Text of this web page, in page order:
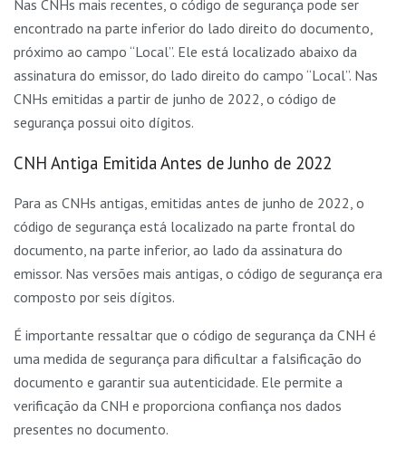
Nas CNHs mais recentes, o código de segurança pode ser
encontrado na parte inferior do lado direito do documento,
próximo ao campo “Local”. Ele está localizado abaixo da
assinatura do emissor, do lado direito do campo “Local”. Nas
CNHs emitidas a partir de junho de 2022, o código de
segurança possui oito dígitos.
CNH Antiga Emitida Antes de Junho de 2022
Para as CNHs antigas, emitidas antes de junho de 2022, o
código de segurança está localizado na parte frontal do
documento, na parte inferior, ao lado da assinatura do
emissor. Nas versões mais antigas, o código de segurança era
composto por seis dígitos.
É importante ressaltar que o código de segurança da CNH é
uma medida de segurança para dificultar a falsificação do
documento e garantir sua autenticidade. Ele permite a
verificação da CNH e proporciona confiança nos dados
presentes no documento.